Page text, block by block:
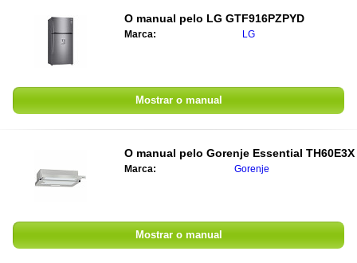
O manual pelo LG GTF916PZPYD
Marca: LG
Mostrar o manual
O manual pelo Gorenje Essential TH60E3X
Marca: Gorenje
Mostrar o manual